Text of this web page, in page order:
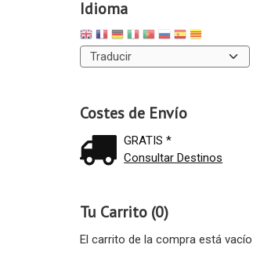
Idioma
Costes de Envío
GRATIS *
Consultar Destinos
Tu Carrito (0)
El carrito de la compra está vacío